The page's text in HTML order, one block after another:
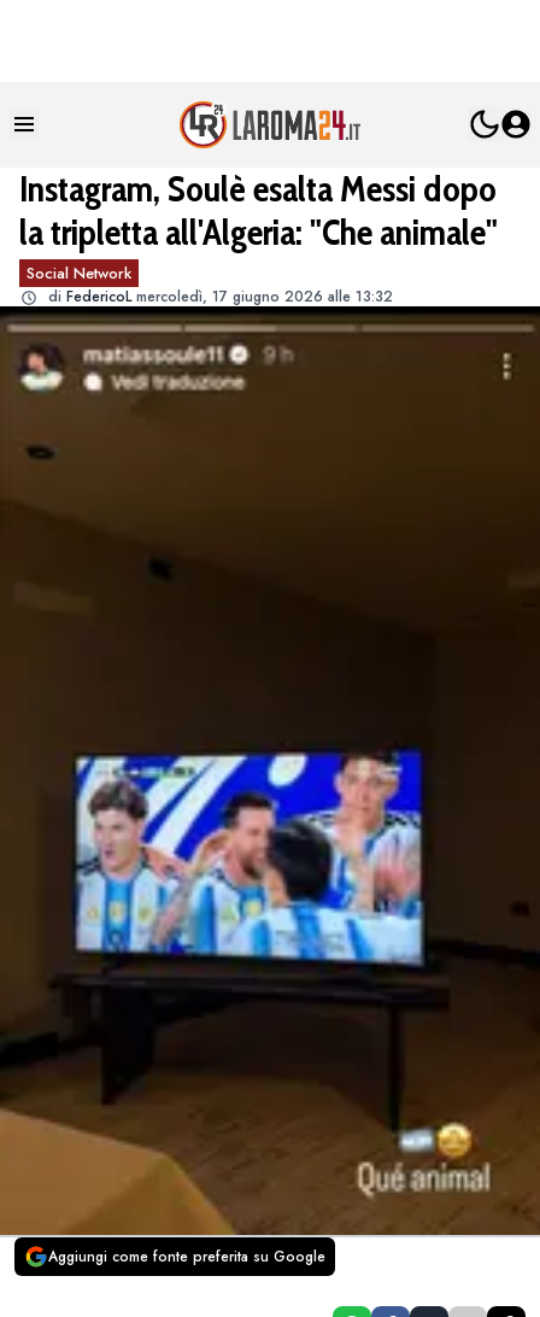
Instagram, Soulè esalta Messi dopo
la tripletta all'Algeria: "Che animale"
Social Network
di FedericoL mercoledì, 17 giugno 2026 alle 13:32
Aggiungi come fonte preferita su Google